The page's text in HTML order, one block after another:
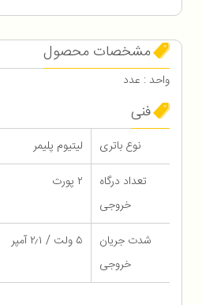
مشخصات محصول
واحد : عدد
فنی
نوع باتری
لیتیوم پلیمر
تعداد درگاه
خروجی
۲ پورت
شدت جریان
خروجی
۵ ولت / ۲٫۱ آمپر